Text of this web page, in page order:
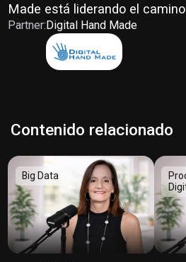
Made está liderando el
Partner:Digital Hand Made
Contenido relacionado
Big Data